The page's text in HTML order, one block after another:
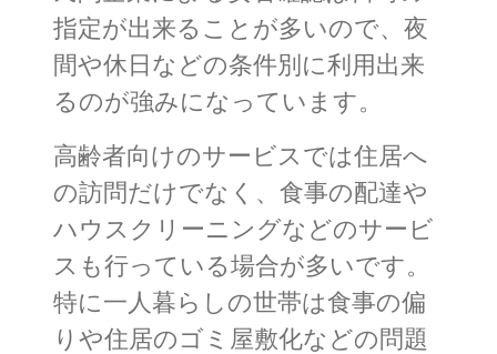
指定が出来ることが多いので、夜
間や休日などの条件別に利用出来
るのが強みになっています。
高齢者向けのサービスでは住居へ
の訪問だけでなく、食事の配達や
ハウスクリーニングなどのサービ
スも行っている場合が多いです。
特に一人暮らしの世帯は食事の偏
りや住居のゴミ屋敷化などの問題